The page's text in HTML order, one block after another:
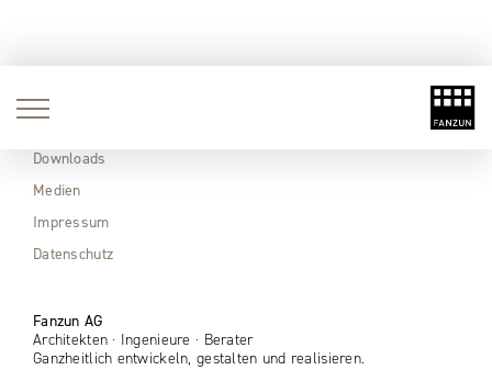
Aktuell
Downloads
Medien
Impressum
Datenschutz
Fanzun AG
Architekten · Ingenieure · Berater
Ganzheitlich entwickeln, gestalten und realisieren.